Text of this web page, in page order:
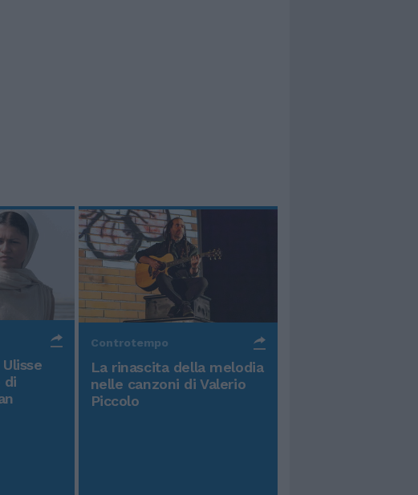
di
Controtempo
La rinascita della melodia
nelle canzoni di Valerio
Piccolo